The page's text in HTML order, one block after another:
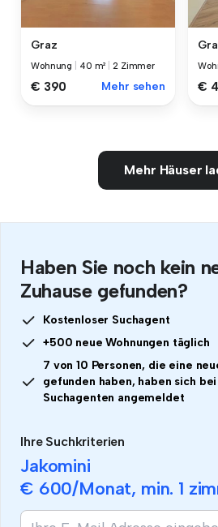
Graz
Wohnung 40 m² |2 Zimmer
€ 390 Mehr sehen €
Mehr Häuser
Haben Sie noch kein
Zuhause gefunden?
Kostenloser Suchagent
+500 neue Wohnungen täglich
7 von 10 Personen, die eine
gefunden haben, haben sich
Suchagenten angemeldet
Ihre Suchkriterien
Jakomini
€ 600/Monat, min. 1